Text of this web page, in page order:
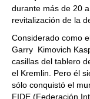
durante más de 20
revitalización de la
Considerado como
Garry Kimovich
casillas del tablero
el Kremlin. Pero él
sólo conquistó el
FIDE (Federación